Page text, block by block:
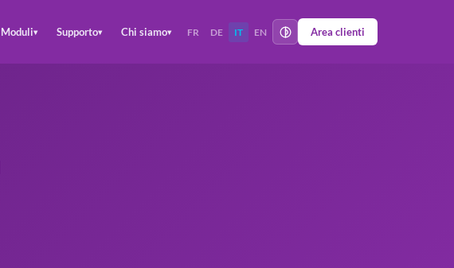
Moduli▾ Supporto▾ Chi siamo▾ FR DE IT EN Area clienti